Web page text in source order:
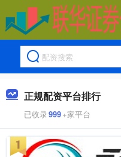
正规配资平台排行
已收录999+家平台